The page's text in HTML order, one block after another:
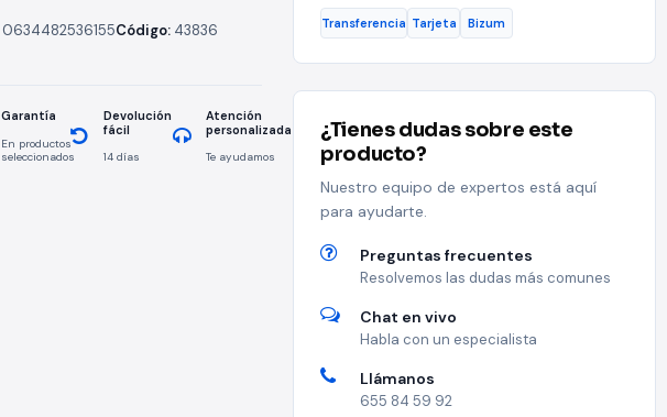
0634482536155Código: 43836
Garantía
En productos
seleccionados
Devolución
fácil
14 días
Atención
personalizada
Te ayudamos
Transferencia Tarjeta Bizum
¿Tienes dudas sobre este
producto?
Nuestro equipo de expertos está aquí
para ayudarte.
Preguntas frecuentes
Resolvemos las dudas más comunes
Chat en vivo
Habla con un especialista
Llámanos
655 84 59 92